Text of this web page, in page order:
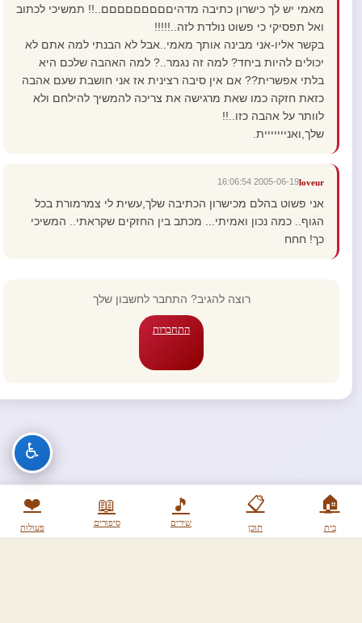
🏠
בית
📋
תוכן
🎵
שירים
📖
סיפורים
❤️
פעולות
מאמי יש לך כישרון כתיבה מדהיםםםםםםםםם..!! תמשיכי לכתוב
ואל תפסיקי כי פשוט נולדת לזה..!!!!!
בקשר אליו-אני מבינה אותך מאמי..אבל לא הבנתי למה אתם לא
יכולים להיות ביחד? למה זה נגמר..? למה האהבה שלכם היא
בלתי אפשרית?? אם אין סיבה רצינית אז אני חושבת שעם אהבה
כזאת חזקה כמו שאת מרגישה את צריכה להמשיך להילחם ולא
לוותר על אהבה כזו..!!
שלך,ואנייייייית.
loveur
2005-06-19 16:06:54
אני פשוט בהלם מכישרון הכתיבה שלך,עשית לי צמרמורת בכל
הגוף.. כמה נכון ואמיתי... מכתב בין החזקים שקראתי.. המשיכי
כך! חחח
רוצה להגיב? התחבר לחשבון שלך
התחברות
♿